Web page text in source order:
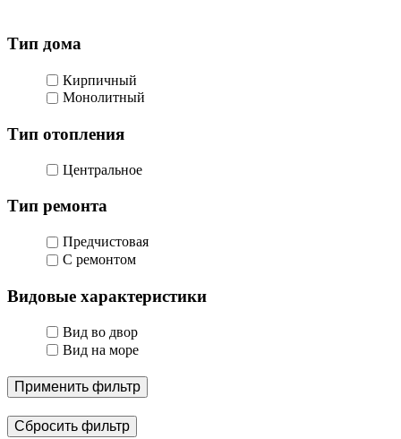
Тип дома
Кирпичный
Монолитный
Тип отопления
Центральное
Тип ремонта
Предчистовая
С ремонтом
Видовые характеристики
Вид во двор
Вид на море
Применить фильтр
Сбросить фильтр